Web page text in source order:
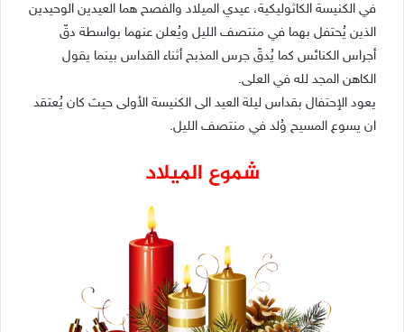
في الكنيسة الكاثوليكية، عيدي الميلاد والفصح هما العيدين الوحيدين
الذين يُحتفل بهما في منتصف الليل ويُعلن عنهما بواسطة دقّ
أجراس الكنائس كما يُدقّ جرس المذبح أثناء القداس بينما يقول
الكاهن المجد لله في العلى.
يعود الإحتفال بقداس ليلة العيد الى الكنيسة الأولى حيث كان يُعتقد
ان يسوع المسيح وُلد في منتصف الليل.
شموع الميلاد